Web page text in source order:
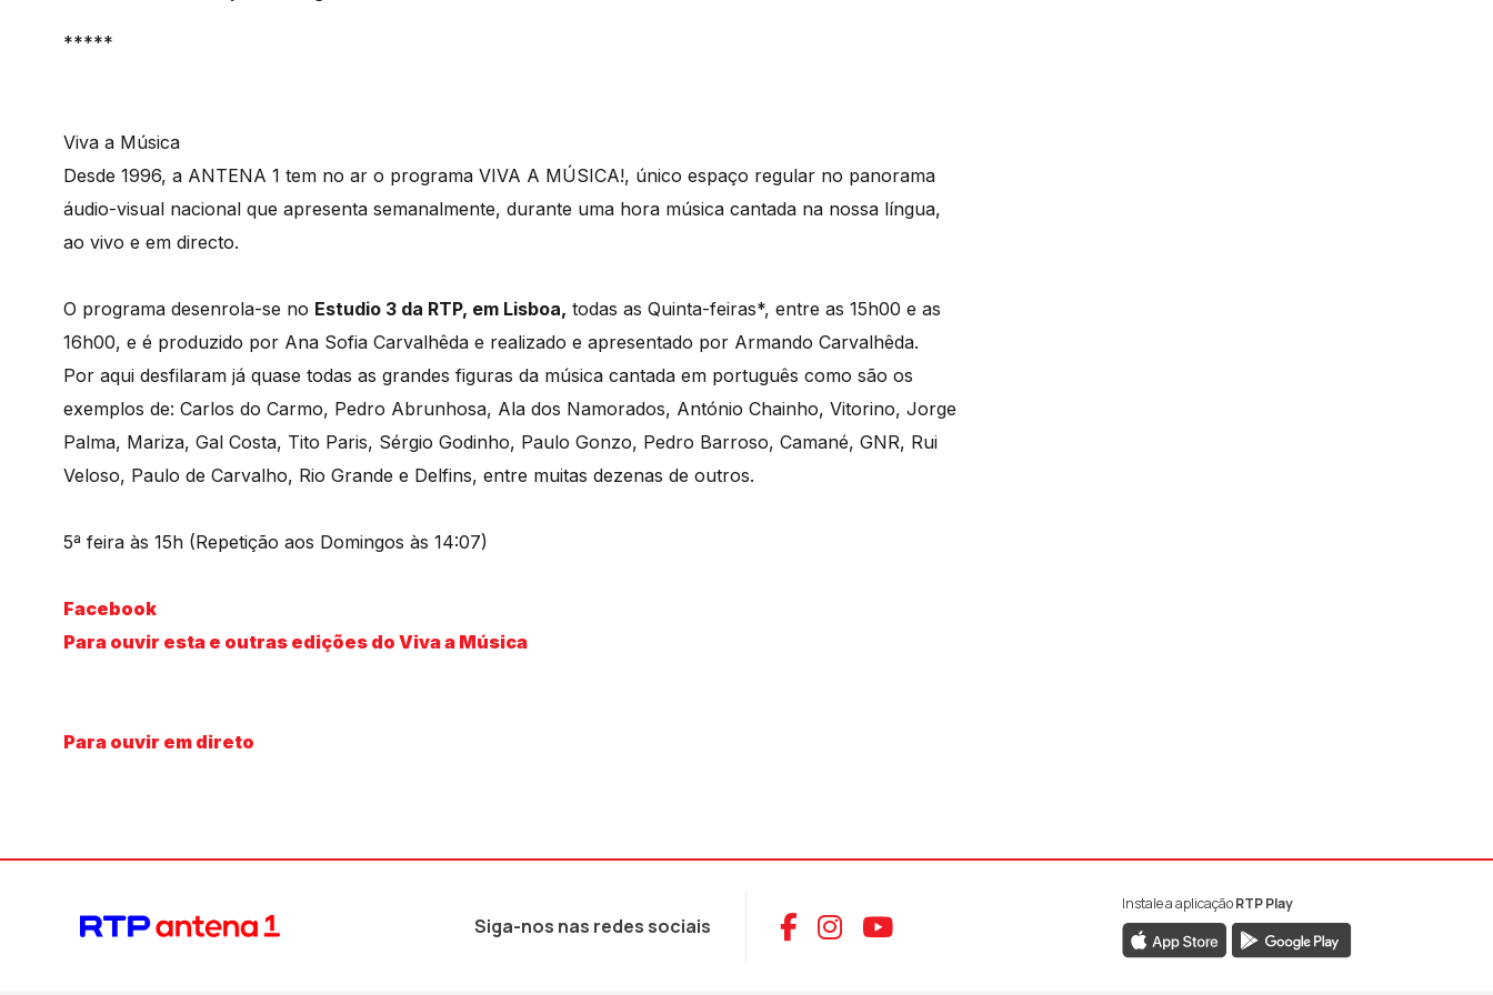
*****
Viva a Música
Desde 1996, a ANTENA 1 tem no ar o programa VIVA A MÚSICA!, único espaço regular no panorama
áudio-visual nacional que apresenta semanalmente, durante uma hora música cantada na nossa língua,
ao vivo e em directo.
O programa desenrola-se no Estudio 3 da RTP, em Lisboa, todas as Quinta-feiras*, entre as 15h00 e as
16h00, e é produzido por Ana Sofia Carvalhêda e realizado e apresentado por Armando Carvalhêda.
Por aqui desfilaram já quase todas as grandes figuras da música cantada em português como são os
exemplos de: Carlos do Carmo, Pedro Abrunhosa, Ala dos Namorados, António Chainho, Vitorino, Jorge
Palma, Mariza, Gal Costa, Tito Paris, Sérgio Godinho, Paulo Gonzo, Pedro Barroso, Camané, GNR, Rui
Veloso, Paulo de Carvalho, Rio Grande e Delfins, entre muitas dezenas de outros.
5ª feira às 15h (Repetição aos Domingos às 14:07)
Facebook
Para ouvir esta e outras edições do Viva a Música
Para ouvir em direto
Siga-nos nas redes sociais Aceder ao Facebook da RTP Antena 1
Aceder ao Instagram da RTP Antena 1
Aceder ao YouTube da RTP Antena 1
Instale a aplicaçãoRTP Play